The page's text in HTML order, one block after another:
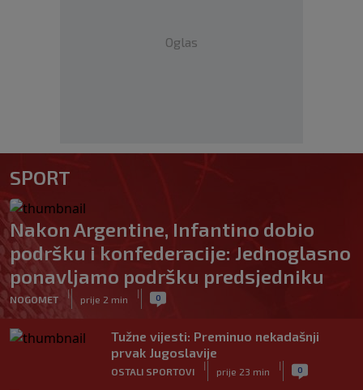
Oglas
SPORT
Nakon Argentine, Infantino dobio
podršku i konfederacije: Jednoglasno
ponavljamo podršku predsjedniku
NOGOMET
|
prije 2 min
| 0
Tužne vijesti: Preminuo nekadašnji
prvak Jugoslavije
OSTALI SPORTOVI
|
prije 23 min
| 0